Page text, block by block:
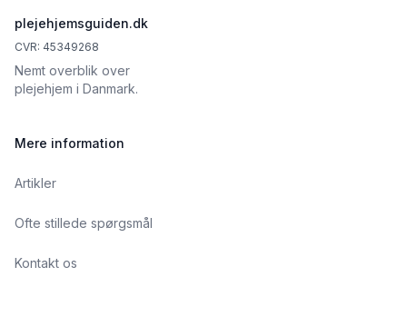
plejehjemsguiden.dk
CVR: 45349268
Nemt overblik over
plejehjem i Danmark.
Mere information
Artikler
Ofte stillede spørgsmål
Kontakt os